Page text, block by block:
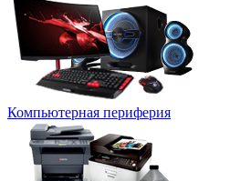
Компьютерная периферия